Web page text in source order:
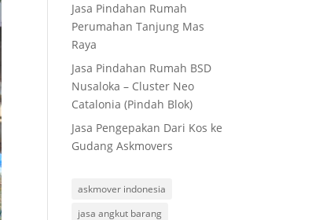
Jasa Pindahan Rumah
Perumahan Tanjung Mas
Raya
Jasa Pindahan Rumah BSD
Nusaloka – Cluster Neo
Catalonia (Pindah Blok)
Jasa Pengepakan Dari Kos ke
Gudang Askmovers
askmover indonesia
jasa angkut barang